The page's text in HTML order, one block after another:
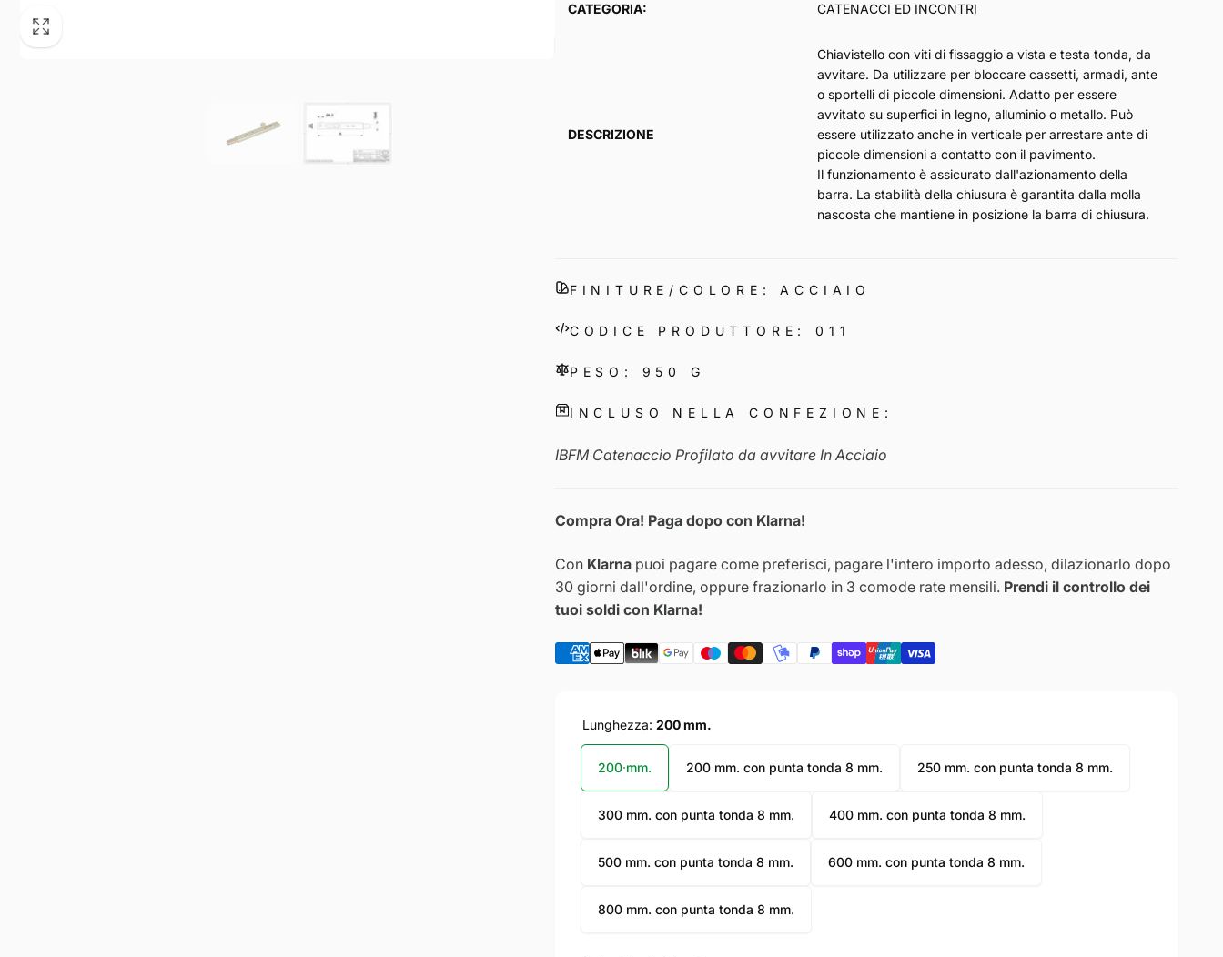
CATEGORIA: CATENACCI ED INCONTRI
DESCRIZIONE
Chiavistello con viti di fissaggio a vista e testa tonda, da
avvitare. Da utilizzare per bloccare cassetti, armadi, ante
o sportelli di piccole dimensioni. Adatto per essere
avvitato su superfici in legno, alluminio o metallo. Può
essere utilizzato anche in verticale per arrestare ante di
piccole dimensioni a contatto con il pavimento.
Il funzionamento è assicurato dall'azionamento della
barra. La stabilità della chiusura è garantita dalla molla
nascosta che mantiene in posizione la barra di chiusura.
FINITURE/COLORE: ACCIAIO
CODICE PRODUTTORE: 011
PESO: 950 G
INCLUSO NELLA CONFEZIONE:
IBFM Catenaccio Profilato da avvitare In Acciaio
Compra Ora! Paga dopo con Klarna!
Con Klarnapuoi pagare come preferisci, pagare l'intero importo adesso, dilazionarlo dopo
30 giorni dall'ordine, oppure frazionarlo in 3 comode rate mensili. Prendi il controllo dei
tuoi soldi con Klarna!
Lunghezza: 200 mm.
200 mm. 200 mm. con punta tonda 8 mm. 250 mm. con punta tonda 8 mm.
300 mm. con punta tonda 8 mm. 400 mm. con punta tonda 8 mm.
500 mm. con punta tonda 8 mm. 600 mm. con punta tonda 8 mm.
800 mm. con punta tonda 8 mm.